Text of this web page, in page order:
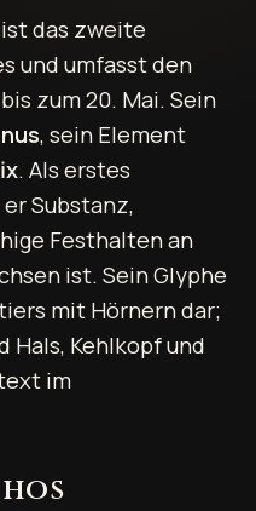
das zweite
und umfasst den
zum 20. Mai. Sein
, sein Element
. Als erstes
Substanz,
Festhalten an
ist. Sein Glyphe
mit Hörnern dar;
Hals, Kehlkopf und
im